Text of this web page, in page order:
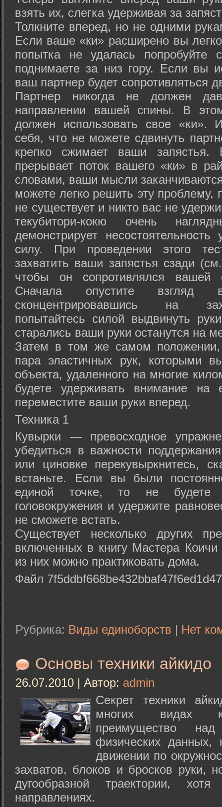
взять их, слегка удерживая за
Толкните вперед, но не одними
Если ваше «ки» расширено вы
попытка не удалась попробуйте
поднимаете за низ гору. Если вы
ваш партнер будет сопротивляться
Партнер никогда не должен
направлении вашей спины. В
должен использовать свое «ки».
себя, что не можете сдвинуть
крепко сжимает ваши запястья.
прерывает поток вашего «ки» в
словами, ваши мысли
можете легко решить эту проблему,
не существует и никто вас не
текубитори-кокю очень
демонстрирует
силу. При проведении этого
захватить ваши запястья сзади
чтобы он сопротивлялся вашей
Сначала опустите
сконцентрировавшись на
попытайтесь силой выдвинуть
старались ваши руки останутся на
Затем в том же самом положении,
пара эластичных рук, которыми
объекта, удаленного на многие
будете удерживать внимание на
переместите ваши руки вперед.
Техника 1
Кувырки — превосходное
убедиться в важности
или циновке перекувыркнитесь,
встаньте. Если вы были
единой точке, то не будете
головокружения и удержите
не сможете встать.
Существует несколько других
включенных в книгу Мастера
из них можно практиковать дома.
Файл
Рубрика: Виды единоборств | Нет
Основы техники айкидо
26.07.2010 | Автор: admin
Секрет техники
многих видах
преимущество
физических данных,
движении по
захватов, блоков и бросков руки,
дугообразной траектории,
направлениях.